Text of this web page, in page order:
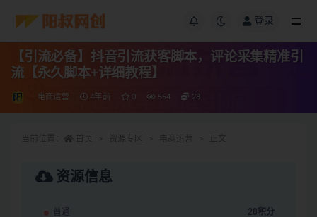
登录
【引流必备】抖音引流获客脚本，评论采集精准引
流【永久脚本+详细教程】
电商运营 4年前 0 554 28
资源信息
普通 28积分